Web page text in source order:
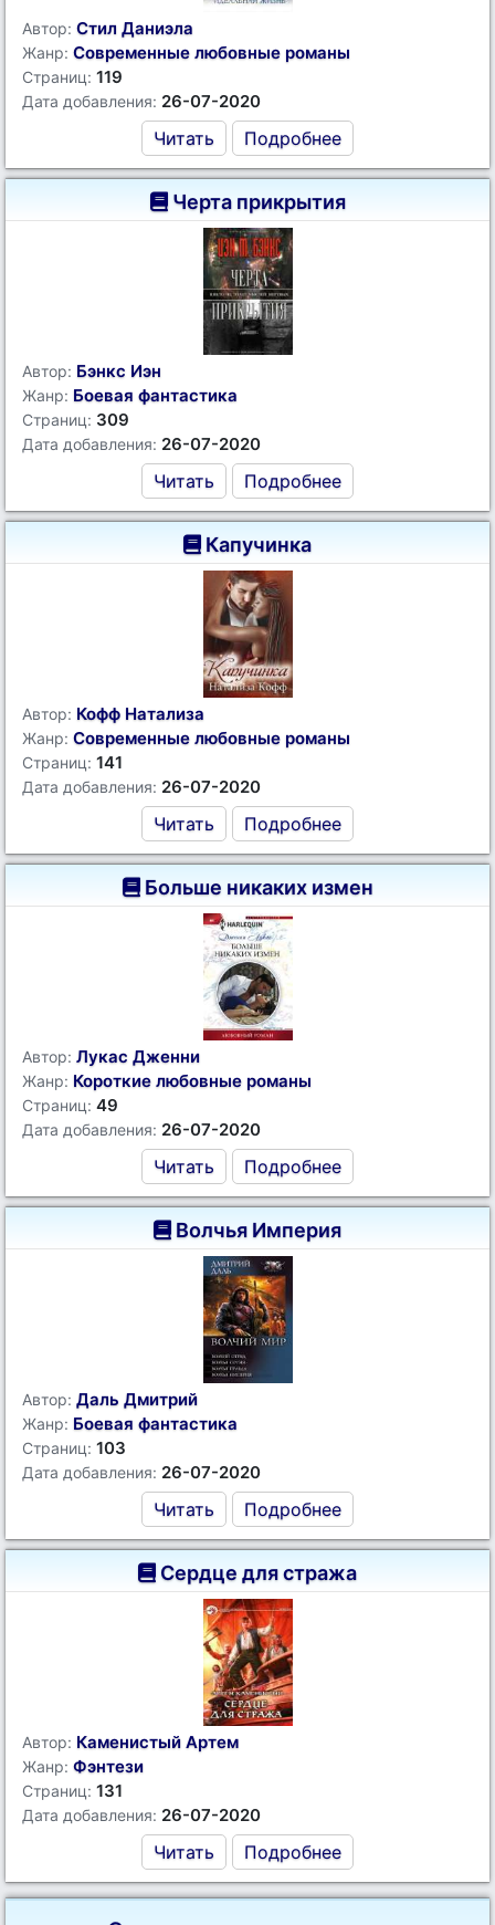
Автор: Стил Даниэла
Жанр: Современные любовные романы
Страниц: 119
Дата добавления: 26-07-2020
Читать Подробнее
Черта прикрытия
Автор: Бэнкс Иэн
Жанр: Боевая фантастика
Страниц: 309
Дата добавления: 26-07-2020
Читать Подробнее
Капучинка
Автор: Кофф Натализа
Жанр: Современные любовные романы
Страниц: 141
Дата добавления: 26-07-2020
Читать Подробнее
Больше никаких измен
Автор: Лукас Дженни
Жанр: Короткие любовные романы
Страниц: 49
Дата добавления: 26-07-2020
Читать Подробнее
Волчья Империя
Автор: Даль Дмитрий
Жанр: Боевая фантастика
Страниц: 103
Дата добавления: 26-07-2020
Читать Подробнее
Сердце для стража
Автор: Каменистый Артем
Жанр: Фэнтези
Страниц: 131
Дата добавления: 26-07-2020
Читать Подробнее